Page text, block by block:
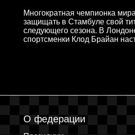
Многократная чемпионка
защищать в Стамбуле свой
следующего сезона. В
спортсменки Клод Брайан
О федерации